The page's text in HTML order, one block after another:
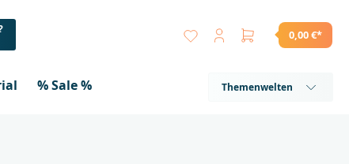
0,00 €*
% Sale % Themenwelten